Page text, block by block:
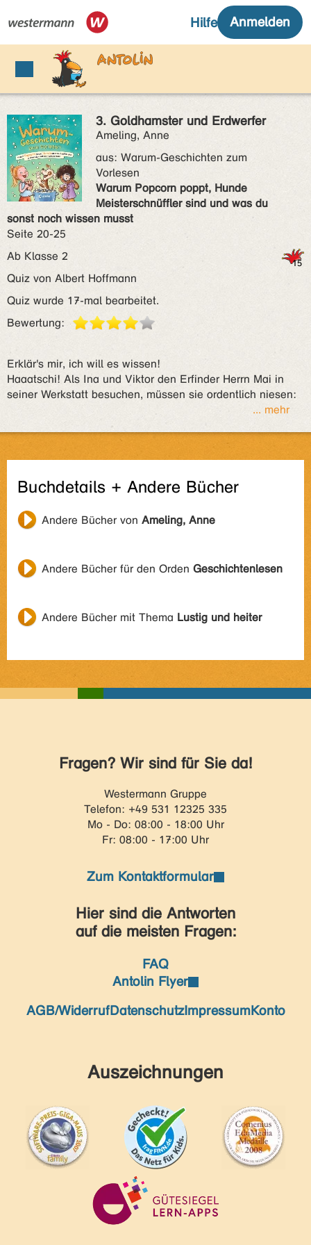
3. Goldhamster und Erdwerfer
Ameling, Anne
aus: Warum-Geschichten zum
Vorlesen
Warum Popcorn poppt, Hunde
Meisterschnüffler sind und was du
sonst noch wissen musst
Seite 20-25
Ab Klasse 2
Quiz von Albert Hoffmann
Quiz wurde 17-mal bearbeitet.
Bewertung:
Erklär's mir, ich will es wissen!
Haaatschi! Als Ina und Viktor den Erfinder Herrn Mai in
seiner Werkstatt besuchen, müssen sie ordentlich niesen:
... mehr
Buchdetails + Andere Bücher
Andere Bücher von Ameling, Anne
Andere Bücher für den Orden Geschichtenlesen
Andere Bücher mit Thema Lustig und heiter